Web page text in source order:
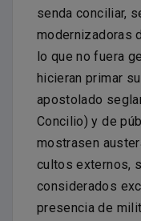
senda conciliar,
modernizadoras
lo que no fuera
hicieran primar
apostolado
Concilio) y de
mostrasen
cultos externos,
considerados
presencia de